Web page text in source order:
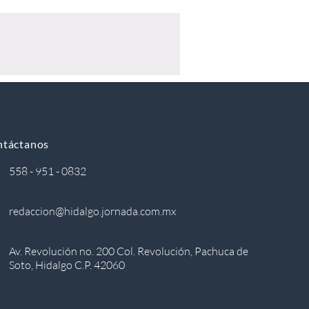
558 - 951 - 0832
redaccion@hidalgo.jornada.com.mx
Av. Revolución no. 200 Col. Revolución, Pachuca de
Soto, Hidalgo C.P. 42060